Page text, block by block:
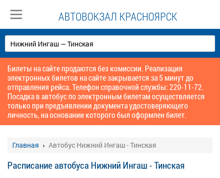
АВТОВОКЗАЛ КРАСНОЯРСК
Билеты на сайте продаются без комиссии. Реализация
электронных билетов на сайте закрывается за 5 минут до
отправления рейса. Телефон справочной службы: 220-11-72.
Посадка в автобус по электронным билетам осуществляется
только при предъявлении документа удостоверяющего
личность, на основании которого был оформлен билет.
Главная Автобус Нижний Ингаш - Тинская
Расписание автобуса Нижний Ингаш - Тинская